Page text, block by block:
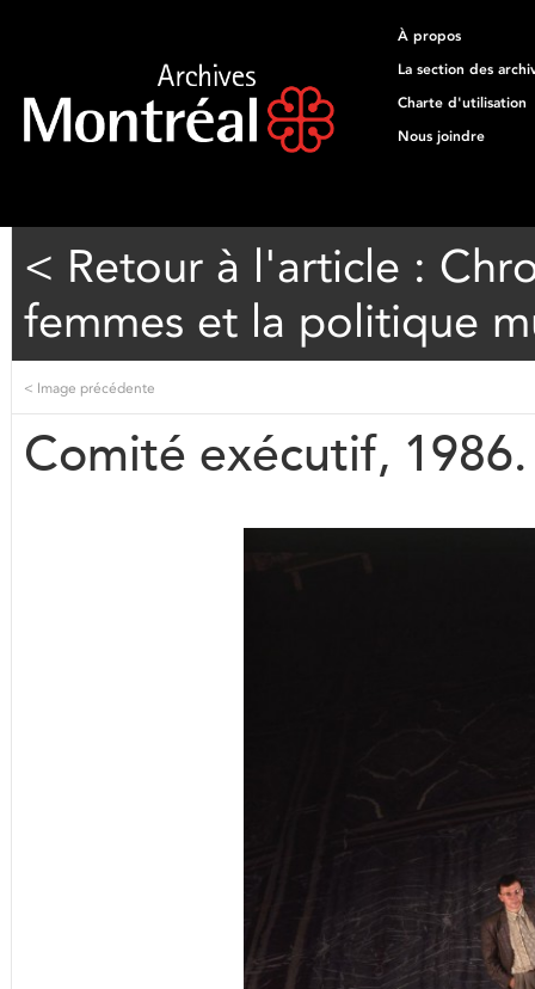
À propos
La section des
Charte d'utilisation
Nous joindre
< Retour à l'article :
femmes et la politique
< Image précédente
Comité exécutif, 1986.